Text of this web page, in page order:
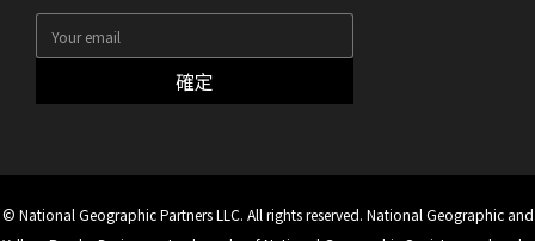
確定
© National Geographic Partners LLC. All rights reserved. National Geographic and